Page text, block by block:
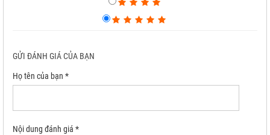
GỬI ĐÁNH GIÁ CỦA BẠN
Họ tên của bạn *
Nội dung đánh giá *